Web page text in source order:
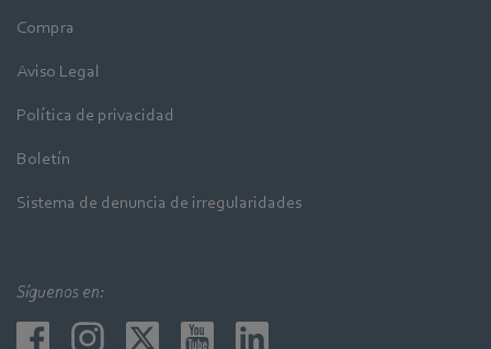
Compra
Aviso Legal
Política de privacidad
Boletín
Sistema de denuncia de irregularidades
Síguenos en: